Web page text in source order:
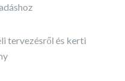
tervezésről és kerti